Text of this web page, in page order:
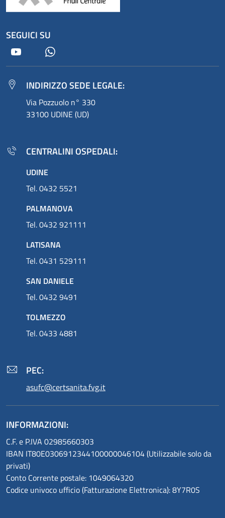
SEGUICI SU
Youtube
INDIRIZZO SEDE LEGALE:
Via Pozzuolo n° 330
33100 UDINE (UD)
CENTRALINI OSPEDALI:
UDINE
Tel. 0432 5521
PALMANOVA
Tel. 0432 921111
LATISANA
Tel. 0431 529111
SAN DANIELE
Tel. 0432 9491
TOLMEZZO
Tel. 0433 4881
PEC:
asufc@certsanita.fvg.it
INFORMAZIONI:
C.F. e P.IVA 02985660303
IBAN IT80E0306912344100000046104 (Utilizzabile solo da
privati)
Conto Corrente postale: 1049064320
Codice univoco ufficio (Fatturazione Elettronica): 8Y7R0S